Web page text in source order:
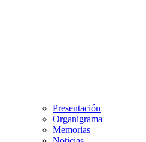
Presentación
Organigrama
Memorias